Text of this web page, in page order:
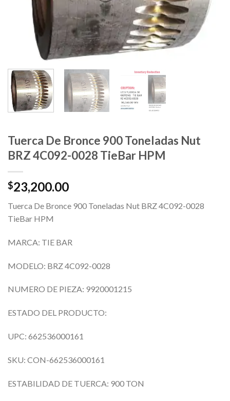
Tuerca De Bronce 900 Toneladas Nut
BRZ 4C092-0028 TieBar HPM
$23,200.00
Tuerca De Bronce 900 Toneladas Nut BRZ 4C092-0028
TieBar HPM
MARCA: TIE BAR
MODELO: BRZ 4C092-0028
NUMERO DE PIEZA: 9920001215
ESTADO DEL PRODUCTO:
UPC: 662536000161
SKU: CON-662536000161
ESTABILIDAD DE TUERCA: 900 TON